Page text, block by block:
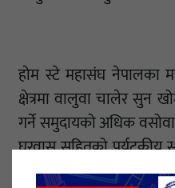
होम स्टे महासंघ नेपालका
क्षेत्रमा वालुवा चालेर सुन
गर्ने समुदायको अधिक
घरवास सहितको पर्यटकीय
वताए ।